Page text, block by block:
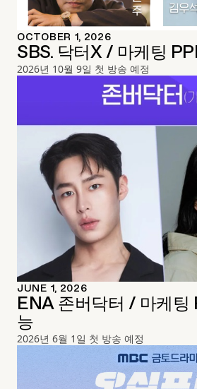
OCTOBER 1, 2026
SBS. 닥터X / 마케팅
2026년 10월 9일 첫 방송 예정
JUNE 1, 2026
ENA 존버닥터 / 마케팅
능
2026년 6월 1일 첫 방송 예정